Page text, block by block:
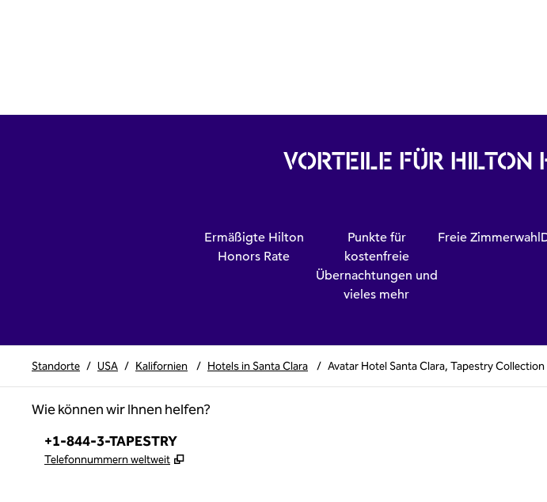
VORTEILE FÜR HILTON
Ermäßigte Hilton
Honors Rate
Punkte für
kostenfreie
Übernachtungen und
vieles mehr
Freie Zimmerwahl
Standorte / USA / Kalifornien / Hotels in Santa Clara / Avatar Hotel Santa Clara, Tapestry
Wie können wir Ihnen helfen?
Telefon:
+1-844-3-TAPESTRY
Telefonnummern weltweit ,